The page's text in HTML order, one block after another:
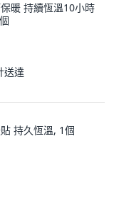
暖 持續恆溫10小時
送達
持久恆溫, 1個